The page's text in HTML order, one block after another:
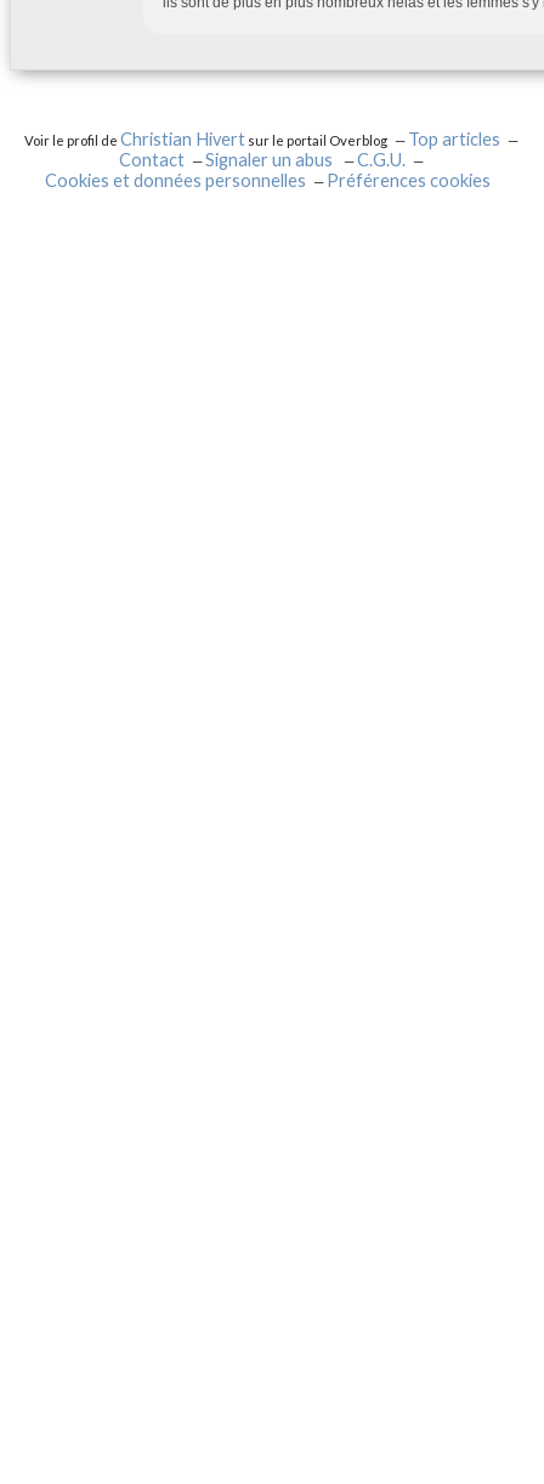
Voir le profil deChristian Hivert sur le portail Overblog
Top articles
Contact
Signaler un abus
C.G.U.
Cookies et données personnelles
Préférences cookies